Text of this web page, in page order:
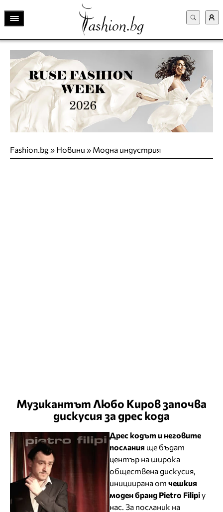
Fashion.bg» Новини » Модна индустрия
Музикантът Любо Киров започва
дискусия за дрес кода
Дрес кодът и неговите
послания ще бъдат
център на широка
обществена дискусия,
инициирана от чешкия
моден бранд Pietro Filipiу
нас. За посланик на